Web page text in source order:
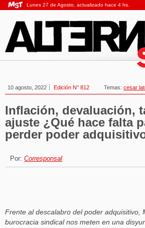
Lunes 27 de Agosto, actualizado hace 4 hs.
10 agosto, 2022 Edición N° 812 Temas: cesar
Inflación, devaluación,
ajuste ¿Qué hace falta
perder poder
Por: Corresponsal
Frente al descalabro del poder adquisitivo,
burocracia sindical nos meten en una